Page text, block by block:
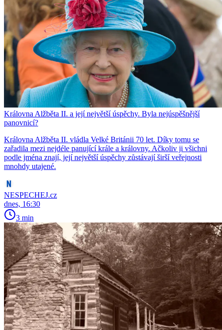
Královna Alžběta II. a její největší úspěchy. Byla nejúspěšnější
panovnicí?
Královna Alžběta II. vládla Velké Británii 70 let. Díky tomu se
zařadila mezi nejdéle panující krále a královny. Ačkoliv ji všichni
podle jména znají, její největší úspěchy zůstávají širší veřejnosti
mnohdy utajené.
NESPECHEJ.cz
dnes, 16:30
3 min